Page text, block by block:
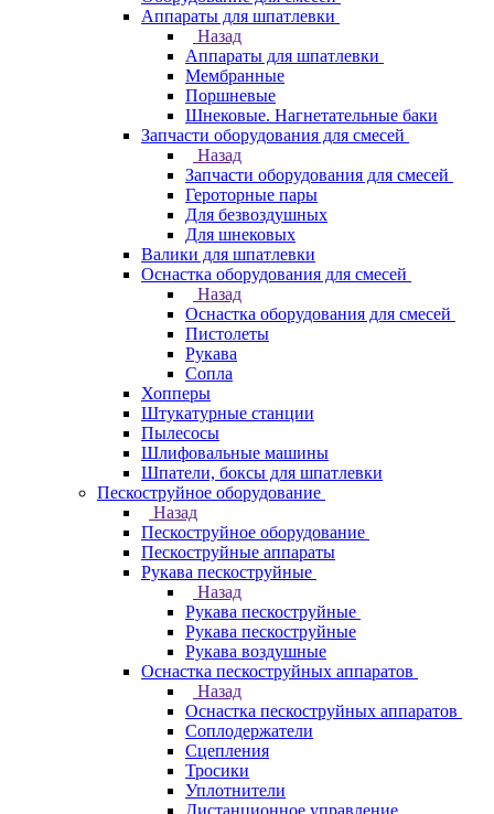
Аппараты для шпатлевки
Назад
Аппараты для шпатлевки
Мембранные
Поршневые
Шнековые. Нагнетательные баки
Запчасти оборудования для смесей
Назад
Запчасти оборудования для смесей
Героторные пары
Для безвоздушных
Для шнековых
Валики для шпатлевки
Оснастка оборудования для смесей
Назад
Оснастка оборудования для смесей
Пистолеты
Рукава
Сопла
Хопперы
Штукатурные станции
Пылесосы
Шлифовальные машины
Шпатели, боксы для шпатлевки
Пескоструйное оборудование
Назад
Пескоструйное оборудование
Пескоструйные аппараты
Рукава пескоструйные
Назад
Рукава пескоструйные
Рукава пескоструйные
Рукава воздушные
Оснастка пескоструйных аппаратов
Назад
Оснастка пескоструйных аппаратов
Соплодержатели
Сцепления
Тросики
Уплотнители
Дистанционное управление